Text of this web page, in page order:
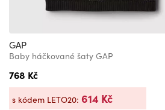
GAP
Baby háčkované šaty GAP
768 Kč
s kódem LETO20: 614 Kč